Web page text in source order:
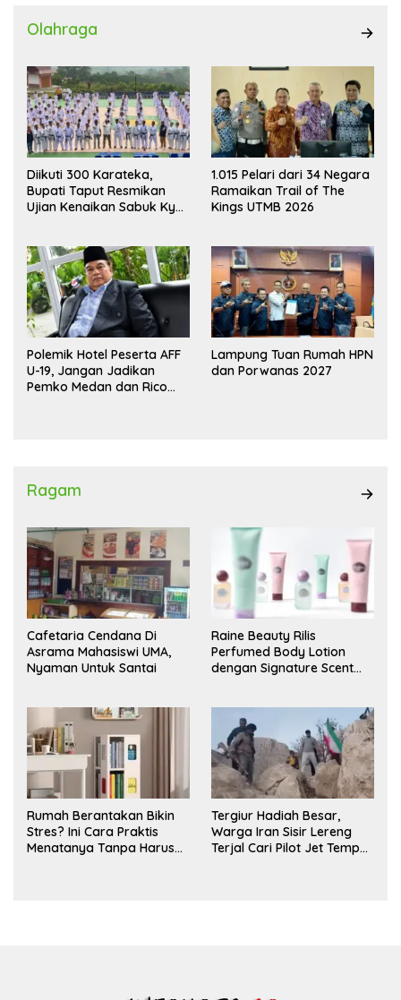
Olahraga
Diikuti 300 Karateka,
Bupati Taput Resmikan
Ujian Kenaikan Sabuk Kyu
1.015 Pelari dari 34 Negara
Ramaikan Trail of The
Kings UTMB 2026
Polemik Hotel Peserta AFF
U-19, Jangan Jadikan
Pemko Medan dan Rico
Lampung Tuan Rumah HPN
dan Porwanas 2027
Ragam
Cafetaria Cendana Di
Asrama Mahasiswi UMA,
Nyaman Untuk Santai
Raine Beauty Rilis
Perfumed Body Lotion
dengan Signature Scent
Rumah Berantakan Bikin
Stres? Ini Cara Praktis
Menatanya Tanpa Harus
Tergiur Hadiah Besar,
Warga Iran Sisir Lereng
Terjal Cari Pilot Jet Tempur